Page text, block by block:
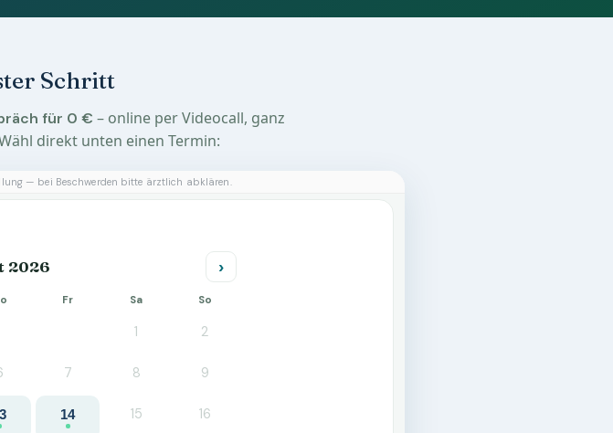
Schritt
für 0 € – online per Videocall, ganz
direkt unten einen Termin: